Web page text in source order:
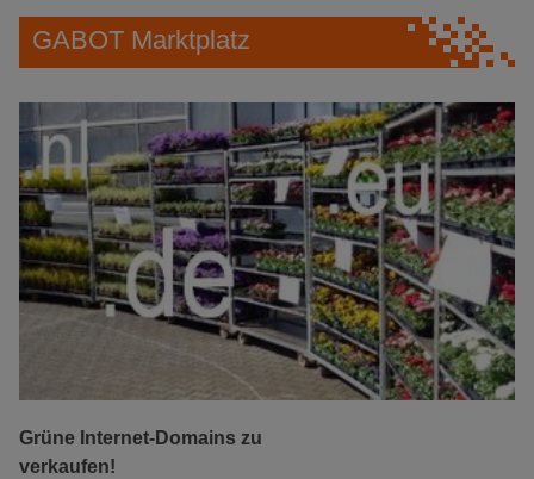
GABOT Marktplatz
Grüne Internet-Domains zu
verkaufen!